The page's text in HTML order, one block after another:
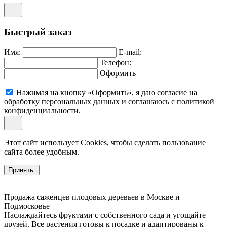
Быстрый заказ
Имя:
E-mail:
Телефон:
Оформить
Нажимая на кнопку «Оформить», я даю согласие на
обработку персональных данных и соглашаюсь c политикой
конфиденциальности.
Этот сайт использует Cookies, чтобы сделать пользование
сайта более удобным.
Принять.
Продажа саженцев плодовых деревьев в Москве и
Подмосковье
Наслаждайтесь фруктами с собственного сада и угощайте
друзей. Все растения готовы к посадке и адаптированы к